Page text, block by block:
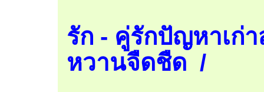
รัก - คู่รักปัญหาเก่
หวานจืดชืด /